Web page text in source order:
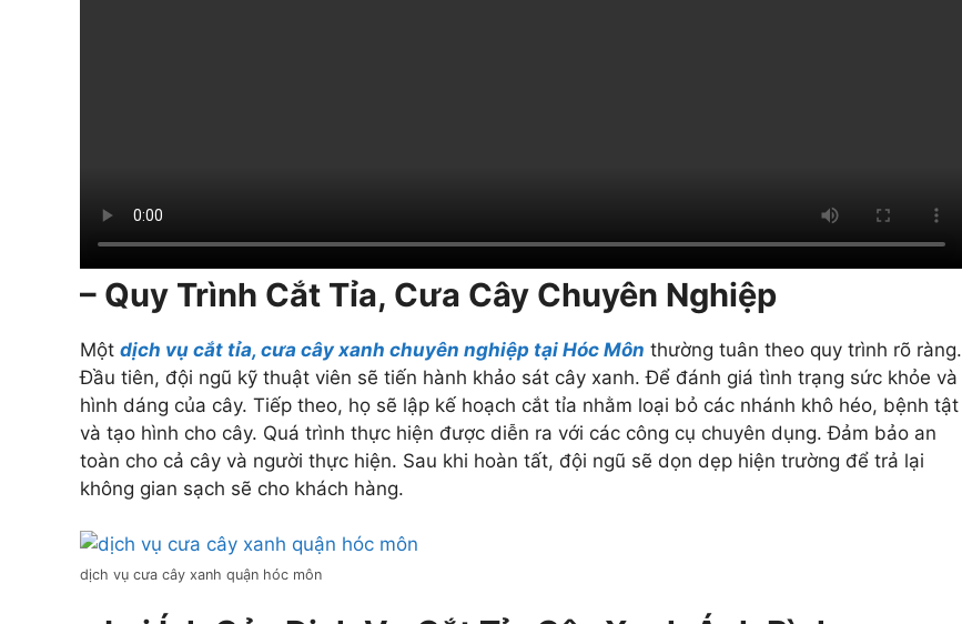
– Quy Trình Cắt Tỉa, Cưa Cây Chuyên Nghiệp
Một dịch vụ cắt tỉa, cưa cây xanh chuyên nghiệp tại Hóc Môn thường tuân theo quy trình rõ ràng.
Đầu tiên, đội ngũ kỹ thuật viên sẽ tiến hành khảo sát cây xanh. Để đánh giá tình trạng sức khỏe và
hình dáng của cây. Tiếp theo, họ sẽ lập kế hoạch cắt tỉa nhằm loại bỏ các nhánh khô héo, bệnh tật
và tạo hình cho cây. Quá trình thực hiện được diễn ra với các công cụ chuyên dụng. Đảm bảo an
toàn cho cả cây và người thực hiện. Sau khi hoàn tất, đội ngũ sẽ dọn dẹp hiện trường để trả lại
không gian sạch sẽ cho khách hàng.
dịch vụ cưa cây xanh quận hóc môn